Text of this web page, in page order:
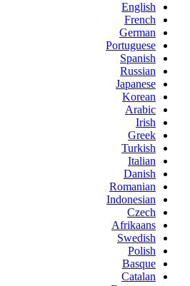
English
French
German
Portuguese
Spanish
Russian
Japanese
Korean
Arabic
Irish
Greek
Turkish
Italian
Danish
Romanian
Indonesian
Czech
Afrikaans
Swedish
Polish
Basque
Catalan